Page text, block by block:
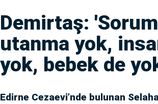
Demirtaş:
utanma yok,
yok, bebek de
Edirne Cezaevi’nde bulunan